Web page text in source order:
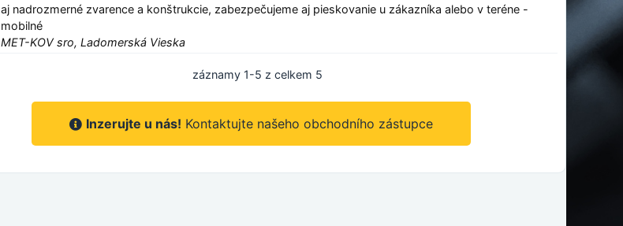
aj nadrozmerné zvarence a konštrukcie, zabezpečujeme aj pieskovanie u zákazníka alebo v teréne -
mobilné
MET-KOV sro, Ladomerská Vieska
záznamy 1-5 z celkem 5
Inzerujte u nás! Kontaktujte našeho obchodního zástupce